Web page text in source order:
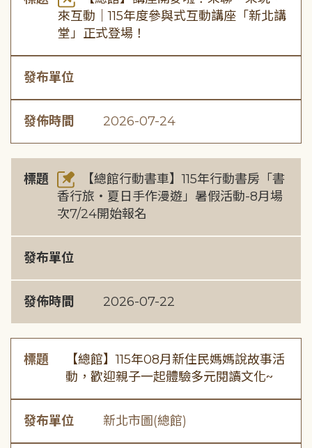
來互動｜115年度參與式互動講座「新北講
堂」正式登場！
發布單位
發佈時間 2026-07-24
標題
【總館行動書車】115年行動書房「書
香行旅・夏日手作漫遊」暑假活動-8月場
次7/24開始報名
發布單位
發佈時間 2026-07-22
標題
【總館】115年08月新住民媽媽說故事活
動，歡迎親子一起體驗多元閱讀文化~
發布單位 新北市圖(總館)